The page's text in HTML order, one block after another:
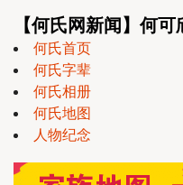
【何氏网新闻】何
何氏首页
何氏字辈
何氏相册
何氏地图
人物纪念